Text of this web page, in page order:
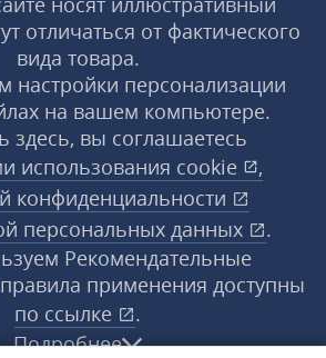
отличаться от фактического
вида товара.
настройки персонализации
на вашем компьютере.
здесь, вы соглашаетесь
использования cookie
,
конфиденциальности
персональных данных
.
Рекомендательные
применения доступны
по ссылке
.
Подробнее